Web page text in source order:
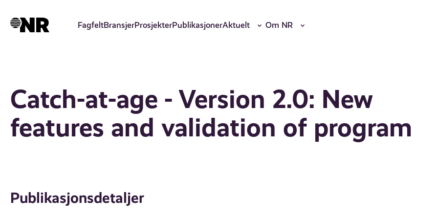
hovedinnhold
FagfeltBransjerProsjekterPublikasjonerAktuelt Om NR
Catch-at-age - Version 2.0: New
features and validation of program
Publikasjonsdetaljer